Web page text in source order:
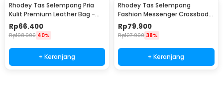
Rhodey Tas Selempang Pria
Kulit Premium Leather Bag -
1106-2W
Rp66.400
Rp108.900 40%
+ Keranjang
Rhodey Tas Selempang
Fashion Messenger Crossbody
Bag PU Leather - 1047
Rp79.900
Rp127.900 38%
+ Keranjang